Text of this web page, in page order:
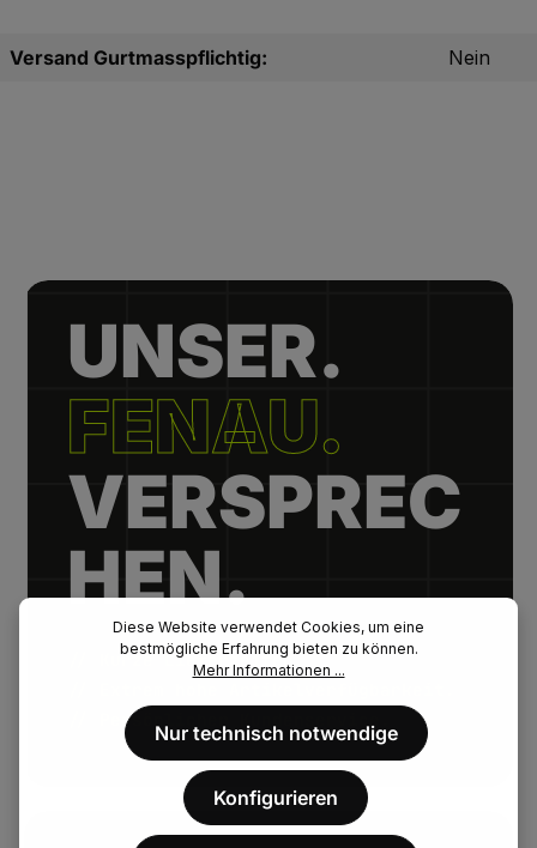
Versand Gurtmasspflichtig: Nein
UNSER.
FENAU.
VERSPREC
HEN.
// Kurze Lieferzeiten.
// Persönlicher Kundenservice.
Diese Website verwendet Cookies, um eine
bestmögliche Erfahrung bieten zu können.
Mehr Informationen ...
Nur technisch notwendige
Konfigurieren